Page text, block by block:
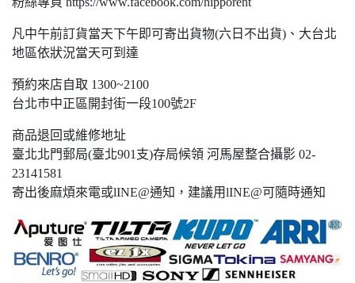
凡中午前訂貨當天下午即可寄出貨物(六日不出貨)、大台北
地區依狀況當天可到達
預約來店自取 1300~2100
台北巿中正區開封街一段100號2F
商品退回或維修地址
臺北北門郵局(臺北901支)存局候領 河馬屋整合攝影 02-
23141581
寄出後麻煩來電或lINE@通知，建議用lINE@可隨時通知